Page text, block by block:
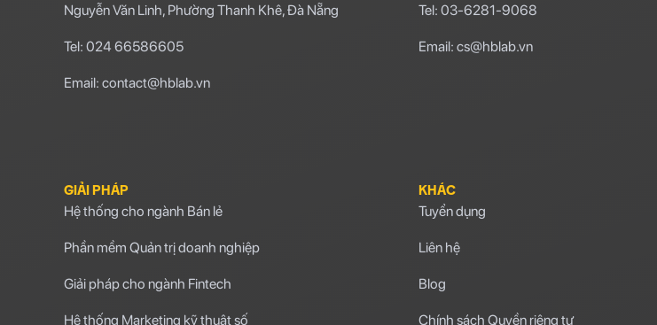
Nguyễn Văn Linh, Phường Thanh Khê, Đà Nẵng
Tel: 024 66586605
Email: contact@hblab.vn
Tel: 03-6281-9068
Email: cs@hblab.vn
GIẢI PHÁP
Hệ thống cho ngành Bán lẻ
Phần mềm Quản trị doanh nghiệp
Giải pháp cho ngành Fintech
Hệ thống Marketing kỹ thuật số
KHÁC
Tuyển dụng
Liên hệ
Blog
Chính sách Quyền riêng tư